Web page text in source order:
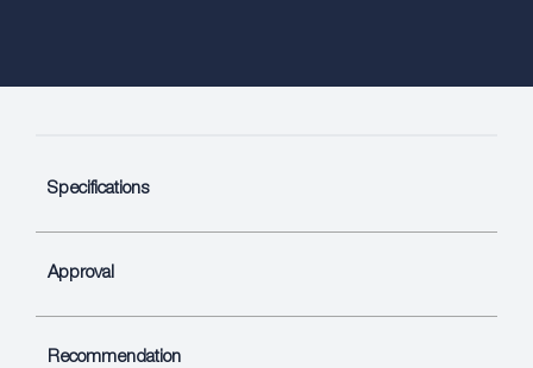
Specifications
Approval
Recommendation